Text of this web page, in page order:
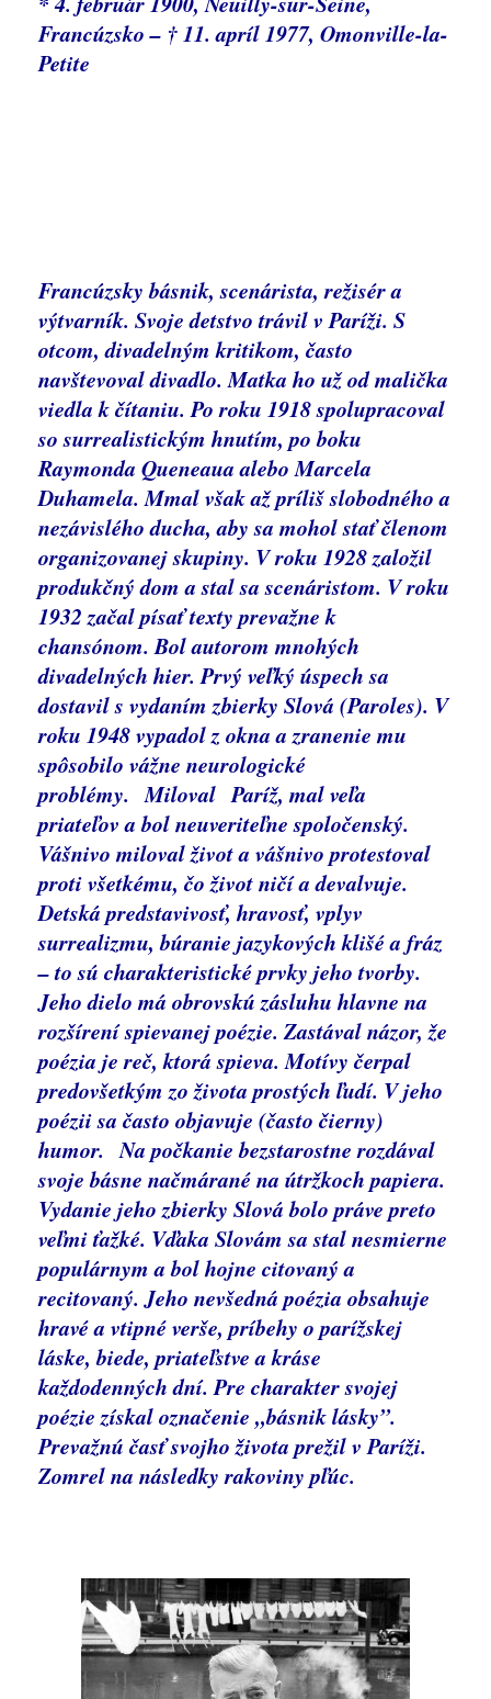
Francúzsko – † 11. apríl 1977, Omonville-la-
Petite
Francúzsky básnik, scenárista, režisér a
výtvarník. Svoje detstvo trávil v Paríži. S
otcom, divadelným kritikom, často
navštevoval divadlo. Matka ho už od malička
viedla k čítaniu. Po roku 1918 spolupracoval
so surrealistickým hnutím, po boku
Raymonda Queneaua alebo Marcela
Duhamela. Mmal však až príliš slobodného a
nezávislého ducha, aby sa mohol stať členom
organizovanej skupiny. V roku 1928 založil
produkčný dom a stal sa scenáristom. V roku
1932 začal písať texty prevažne k
chansónom. Bol autorom mnohých
divadelných hier. Prvý veľký úspech sa
dostavil s vydaním zbierky Slová (Paroles). V
roku 1948 vypadol z okna a zranenie mu
spôsobilo vážne neurologické
problémy. Miloval Paríž, mal veľa
priateľov a bol neuveriteľne spoločenský.
Vášnivo miloval život a vášnivo protestoval
proti všetkému, čo život ničí a devalvuje.
Detská predstavivosť, hravosť, vplyv
surrealizmu, búranie jazykových klišé a fráz
– to sú charakteristické prvky jeho tvorby.
Jeho dielo má obrovskú zásluhu hlavne na
rozšírení spievanej poézie. Zastával názor, že
poézia je reč, ktorá spieva. Motívy čerpal
predovšetkým zo života prostých ľudí. V jeho
poézii sa často objavuje (často čierny)
humor. Na počkanie bezstarostne rozdával
svoje básne načmárané na útržkoch papiera.
Vydanie jeho zbierky Slová bolo práve preto
veľmi ťažké. Vďaka Slovám sa stal nesmierne
populárnym a bol hojne citovaný a
recitovaný. Jeho nevšedná poézia obsahuje
hravé a vtipné verše, príbehy o parížskej
láske, biede, priateľstve a kráse
každodenných dní. Pre charakter svojej
poézie získal označenie „básnik lásky”.
Prevažnú časť svojho života prežil v Paríži.
Zomrel na následky rakoviny pľúc.